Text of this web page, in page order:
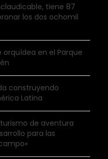
tiene 87
los dos ochomil
en el Parque
construyendo
Latina
turismo de aventura
para las